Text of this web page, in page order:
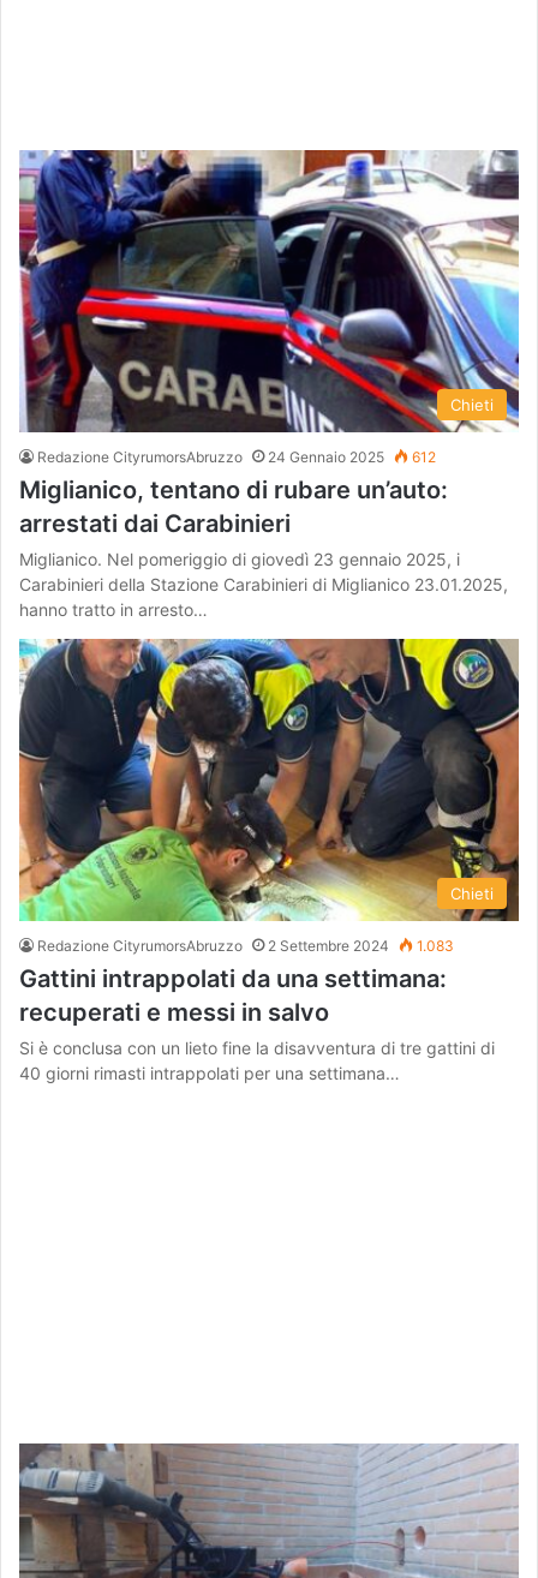
Chieti
Redazione CityrumorsAbruzzo 24 Gennaio 2025 612
Miglianico, tentano di rubare un’auto:
arrestati dai Carabinieri
Miglianico. Nel pomeriggio di giovedì 23 gennaio 2025, i
Carabinieri della Stazione Carabinieri di Miglianico 23.01.2025,
hanno tratto in arresto…
Chieti
Redazione CityrumorsAbruzzo 2 Settembre 2024 1.083
Gattini intrappolati da una settimana:
recuperati e messi in salvo
Si è conclusa con un lieto fine la disavventura di tre gattini di
40 giorni rimasti intrappolati per una settimana…